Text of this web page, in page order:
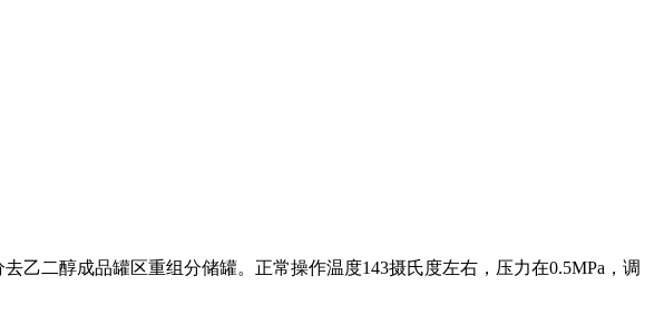
乙二醇成品罐区重组分储罐。正常操作温度143摄氏度左右，压力在0.5MPa，调